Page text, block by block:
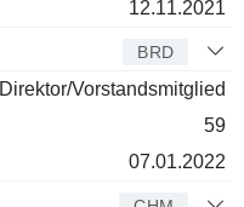
12.11.2021
BRD
Direktor/Vorstandsmitglied
59
07.01.2022